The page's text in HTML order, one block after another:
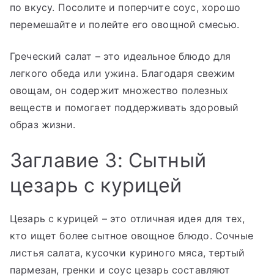
по вкусу. Посолите и поперчите соус, хорошо
перемешайте и полейте его овощной смесью.
Греческий салат – это идеальное блюдо для
легкого обеда или ужина. Благодаря свежим
овощам, он содержит множество полезных
веществ и помогает поддерживать здоровый
образ жизни.
Заглавие 3: Сытный
цезарь с курицей
Цезарь с курицей – это отличная идея для тех,
кто ищет более сытное овощное блюдо. Сочные
листья салата, кусочки куриного мяса, тертый
пармезан, гренки и соус цезарь составляют